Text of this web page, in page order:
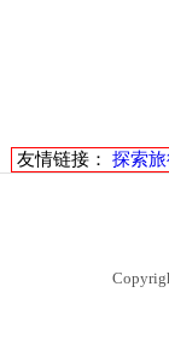
友情链接： 探索旅